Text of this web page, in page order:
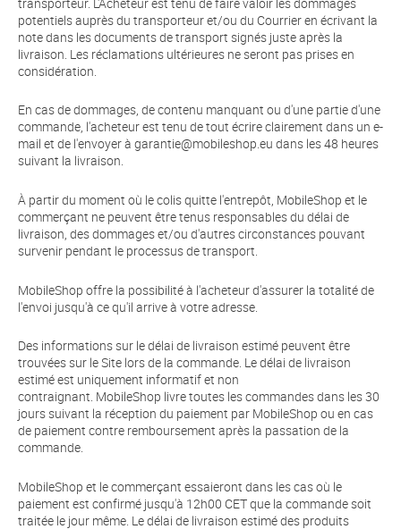
transporteur. L'Acheteur est tenu de faire valoir les dommages
potentiels auprès du transporteur et/ou du Courrier en écrivant la
note dans les documents de transport signés juste après la
livraison. Les réclamations ultérieures ne seront pas prises en
considération.
En cas de dommages, de contenu manquant ou d'une partie d'une
commande, l'acheteur est tenu de tout écrire clairement dans un e-
mail et de l'envoyer à garantie@mobileshop.eu dans les 48 heures
suivant la livraison.
À partir du moment où le colis quitte l'entrepôt, MobileShop et le
commerçant ne peuvent être tenus responsables du délai de
livraison, des dommages et/ou d'autres circonstances pouvant
survenir pendant le processus de transport.
MobileShop offre la possibilité à l'acheteur d'assurer la totalité de
l'envoi jusqu'à ce qu'il arrive à votre adresse.
Des informations sur le délai de livraison estimé peuvent être
trouvées sur le Site lors de la commande. Le délai de livraison
estimé est uniquement informatif et non
contraignant. MobileShop livre toutes les commandes dans les 30
jours suivant la réception du paiement par MobileShop ou en cas
de paiement contre remboursement après la passation de la
commande.
MobileShop et le commerçant essaieront dans les cas où le
paiement est confirmé jusqu'à 12h00 CET que la commande soit
traitée le jour même. Le délai de livraison estimé des produits